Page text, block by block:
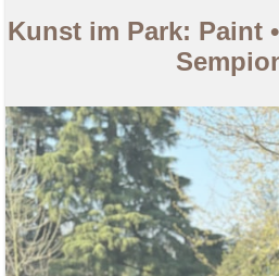
Kunst im Park: Paint